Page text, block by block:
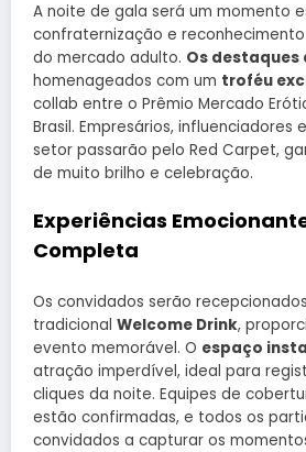
A noite de gala será um momento
confraternização e
do mercado adulto. Os destaques
homenageados com um troféu
collab entre o Prêmio Mercado
Brasil. Empresários, influenciadores
setor passarão pelo Red Carpet,
de muito brilho e celebração.
Experiências
Completa
Os convidados serão
tradicional Welcome Drink,
evento memorável. O espaço
atração imperdível, ideal para
cliques da noite. Equipes de
estão confirmadas, e todos os
convidados a capturar os